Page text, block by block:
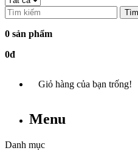
0 sản phẩm
0đ
Giỏ hàng của bạn trống!
Menu
Danh mục